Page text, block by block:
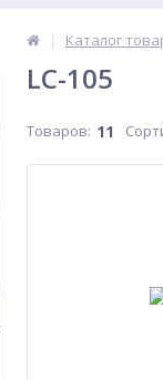
Каталог
LC-105
Товаров: 11